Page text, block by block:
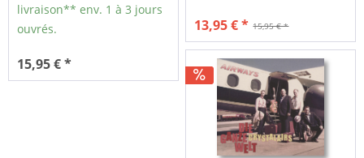
livraison** env. 1 à 3 jours
ouvrés.
15,95 € *
15,95 € *
13,95 € *